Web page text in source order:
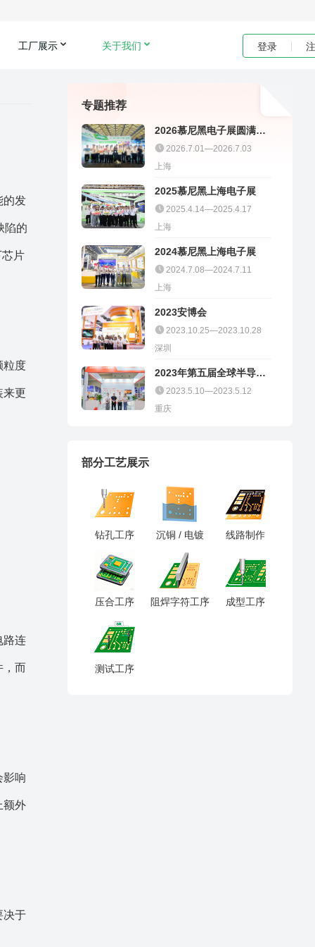
工厂展示 关于我们 登录
的发
陷的
片
粒度
来更
路连
，而
影响
额外
决于
专题推荐
2026慕尼黑电子展圆满收
官｜聚多邦精彩不停
2026.7.01—2026.7.03
上海
2025慕尼黑上海电子展
2025.4.14—2025.4.17
上海
2024慕尼黑上海电子展
2024.7.08—2024.7.11
上海
2023安博会
2023.10.25—2023.10.28
深圳
2023年第五届全球半导体
产业（重庆）博览会
2023.5.10—2023.5.12
重庆
部分工艺展示
钻孔工序 沉铜 / 电镀 线路制作
压合工序 阻焊字符工序 成型工序
测试工序